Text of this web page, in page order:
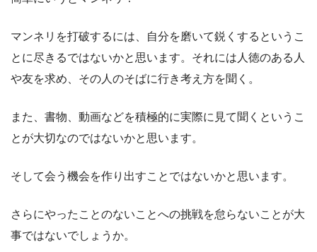
マンネリを打破するには、自分を磨いて鋭くするというこ
とに尽きるではないかと思います。それには人徳のある人
や友を求め、その人のそばに行き考え方を聞く。
また、書物、動画などを積極的に実際に見て聞くというこ
とが大切なのではないかと思います。
そして会う機会を作り出すことではないかと思います。
さらにやったことのないことへの挑戦を怠らないことが大
事ではないでしょうか。